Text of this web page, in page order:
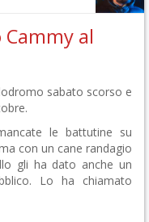
al
sabato scorso e
le battutine su
con un cane randagio
gli ha dato anche un
Lo ha chiamato